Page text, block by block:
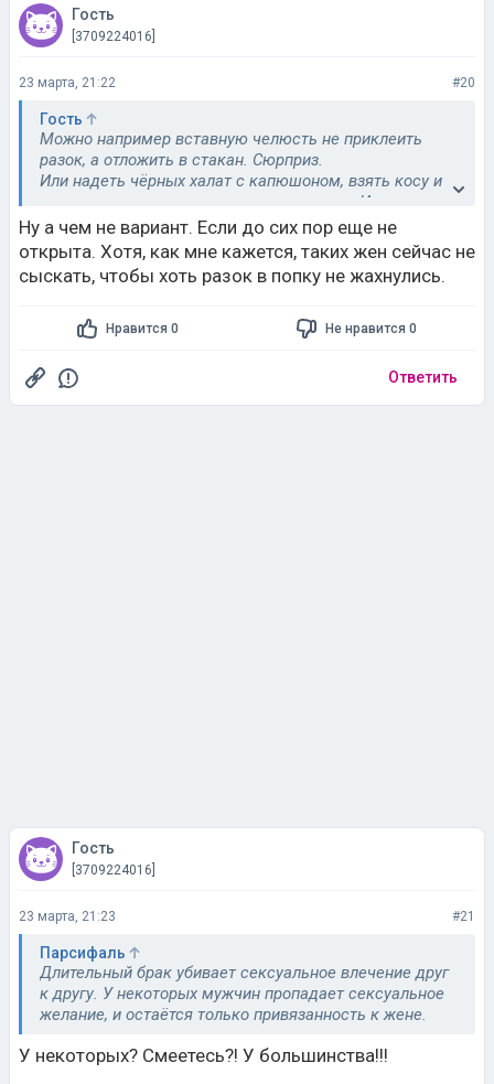
Гость
[3709224016]
23 марта, 21:22 #20
Гость
Можно например вставную челюсть не приклеить
разок, а отложить в стакан. Сюрприз.
Или надеть чёрных халат с капюшоном, взять косу и
посреди ночи со скрипом открыть дверь. И долго
стоять в дверном проёме. Если получится накурить
для тумана - ешё лучше. Ну или хотя-бы дым от
пирогов. Заодно просто поедите, зачем этот секс.
Ну а чем не вариант. Если до сих пор еще не
открыта. Хотя, как мне кажется, таких жен сейчас не
сыскать, чтобы хоть разок в попку не жахнулись.
Нравится 0 Не нравится 0
Ответить
Гость
[3709224016]
23 марта, 21:23 #21
Парсифаль
Длительный брак убивает сексуальное влечение друг
к другу. У некоторых мужчин пропадает сексуальное
желание, и остаётся только привязанность к жене.
У некоторых? Смеетесь?! У большинства!!!